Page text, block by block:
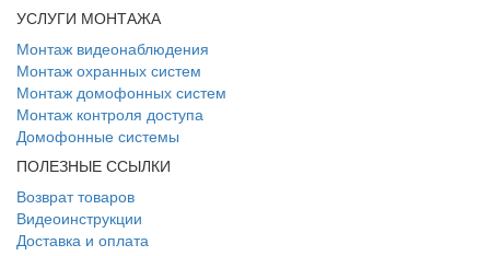
УСЛУГИ МОНТАЖА
Монтаж видеонаблюдения
Монтаж охранных систем
Монтаж домофонных систем
Монтаж контроля доступа
Домофонные системы
ПОЛЕЗНЫЕ ССЫЛКИ
Возврат товаров
Видеоинструкции
Доставка и оплата